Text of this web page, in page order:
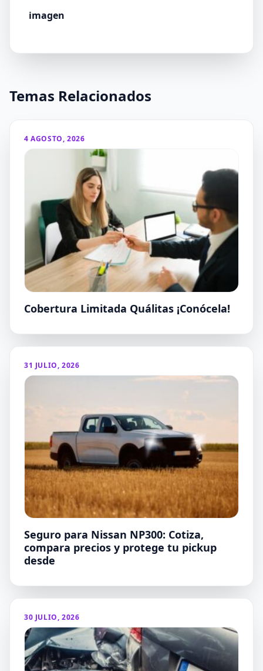
imagen
Temas Relacionados
4 AGOSTO, 2026
Cobertura Limitada Quálitas ¡Conócela!
31 JULIO, 2026
Seguro para Nissan NP300: Cotiza,
compara precios y protege tu pickup
desde
30 JULIO, 2026